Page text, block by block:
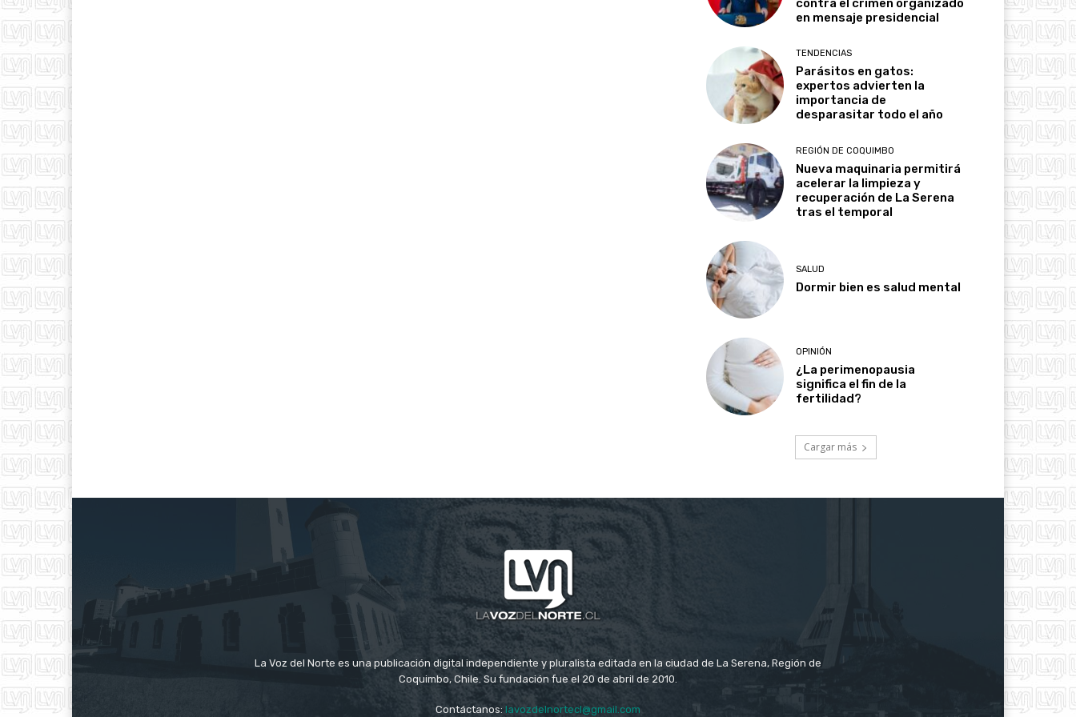
contra el crimen organizado
en mensaje presidencial
TENDENCIAS
Parásitos en gatos:
expertos advierten la
importancia de
desparasitar todo el año
REGIÓN DE COQUIMBO
Nueva maquinaria permitirá
acelerar la limpieza y
recuperación de La Serena
tras el temporal
SALUD
Dormir bien es salud mental
OPINIÓN
¿La perimenopausia
significa el fin de la
fertilidad?
Cargar más
La Voz del Norte es una publicación digital independiente y pluralista editada en la ciudad de La Serena, Región de
Coquimbo, Chile. Su fundación fue el 20 de abril de 2010.
Contáctanos: lavozdelnortecl@gmail.com